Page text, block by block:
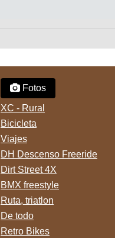
Fotos
XC - Rural
Bicicleta
Viajes
DH Descenso Freeride
Dirt Street 4X
BMX freestyle
Ruta, triatlon
De todo
Retro Bikes